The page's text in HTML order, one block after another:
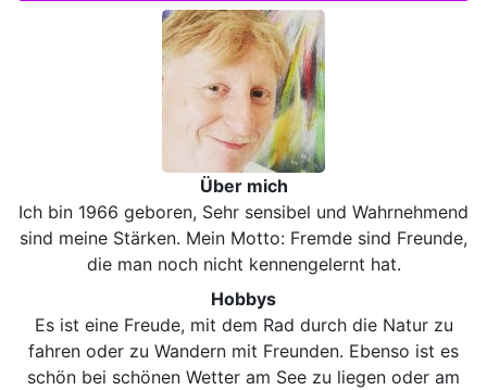
Über mich
Ich bin 1966 geboren, Sehr sensibel und Wahrnehmend
sind meine Stärken. Mein Motto: Fremde sind Freunde,
die man noch nicht kennengelernt hat.
Hobbys
Es ist eine Freude, mit dem Rad durch die Natur zu
fahren oder zu Wandern mit Freunden. Ebenso ist es
schön bei schönen Wetter am See zu liegen oder am